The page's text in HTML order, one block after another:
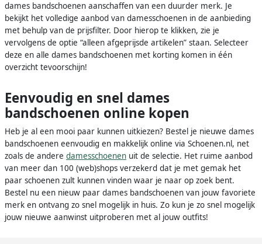
dames bandschoenen aanschaffen van een duurder merk. Je
bekijkt het volledige aanbod van damesschoenen in de aanbieding
met behulp van de prijsfilter. Door hierop te klikken, zie je
vervolgens de optie “alleen afgeprijsde artikelen” staan. Selecteer
deze en alle dames bandschoenen met korting komen in één
overzicht tevoorschijn!
Eenvoudig en snel dames
bandschoenen online kopen
Heb je al een mooi paar kunnen uitkiezen? Bestel je nieuwe dames
bandschoenen eenvoudig en makkelijk online via Schoenen.nl, net
zoals de andere damesschoenen uit de selectie. Het ruime aanbod
van meer dan 100 (web)shops verzekerd dat je met gemak het
paar schoenen zult kunnen vinden waar je naar op zoek bent.
Bestel nu een nieuw paar dames bandschoenen van jouw favoriete
merk en ontvang zo snel mogelijk in huis. Zo kun je zo snel mogelijk
jouw nieuwe aanwinst uitproberen met al jouw outfits!